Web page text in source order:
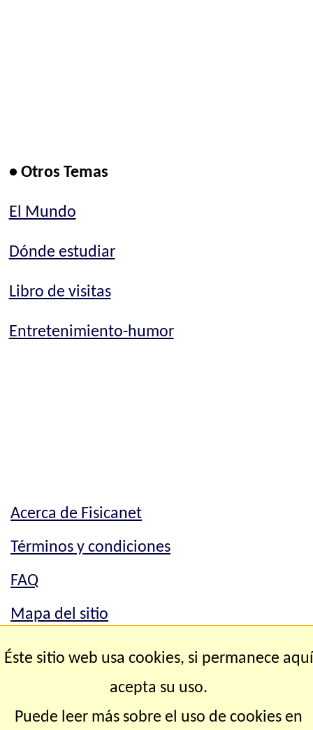
• Otros Temas
El Mundo
Dónde estudiar
Libro de visitas
Entretenimiento-humor
Acerca de Fisicanet
Términos y condiciones
FAQ
Mapa del sitio
Mapa del sitio
Éste sitio web usa cookies, si permanece aquí
acepta su uso.
Puede leer más sobre el uso de cookies en